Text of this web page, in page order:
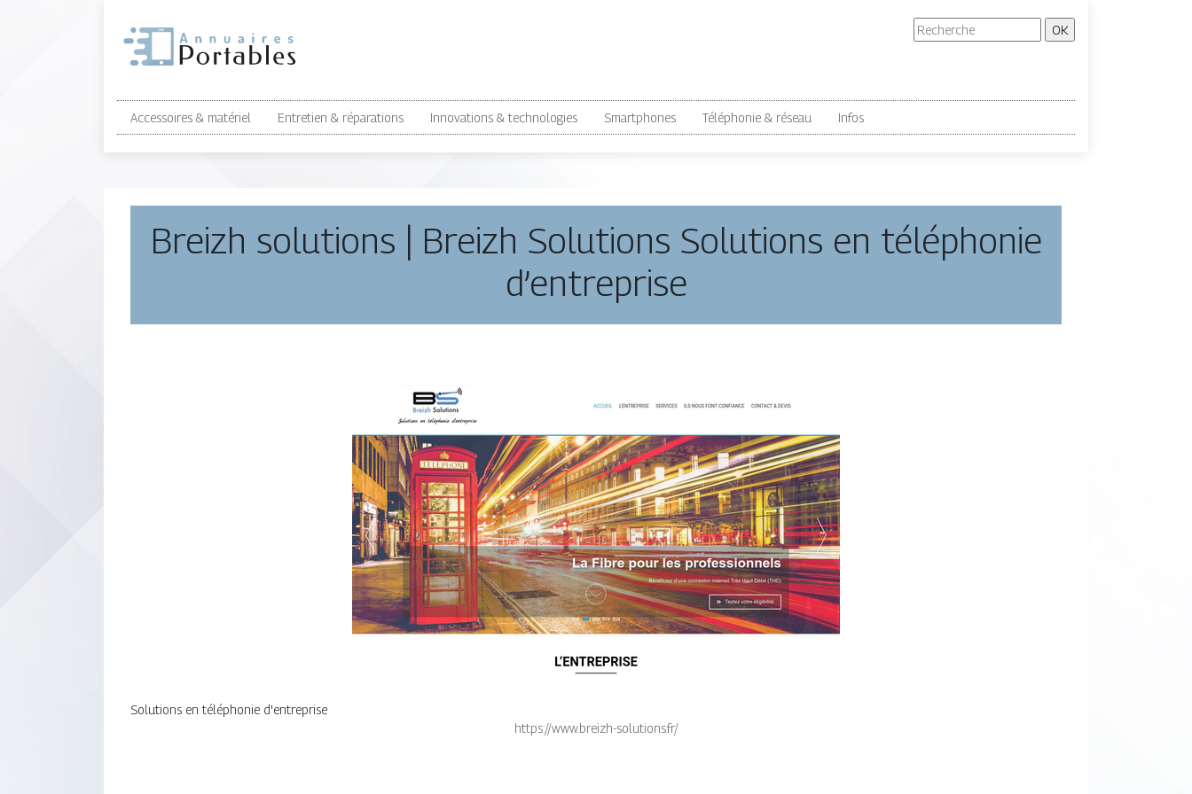
Accessoires & matériel Entretien & réparations Innovations & technologies Smartphones Téléphonie & réseau Infos
Breizh solutions | Breizh Solutions Solutions en téléphonie
d’entreprise
Solutions en téléphonie d'entreprise
https://www.breizh-solutions.fr/